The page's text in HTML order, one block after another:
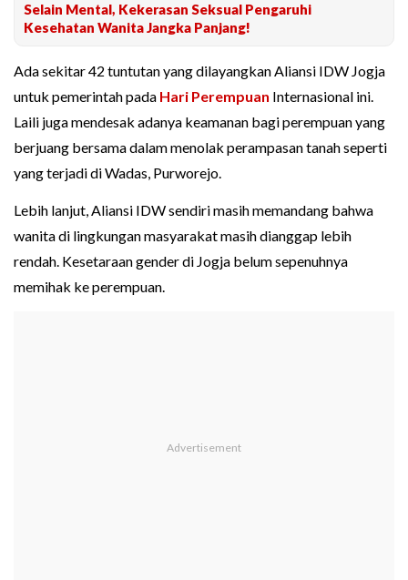
Selain Mental, Kekerasan Seksual Pengaruhi
Kesehatan Wanita Jangka Panjang!
Ada sekitar 42 tuntutan yang dilayangkan Aliansi IDW Jogja
untuk pemerintah pada Hari Perempuan Internasional ini.
Laili juga mendesak adanya keamanan bagi perempuan yang
berjuang bersama dalam menolak perampasan tanah seperti
yang terjadi di Wadas, Purworejo.
Lebih lanjut, Aliansi IDW sendiri masih memandang bahwa
wanita di lingkungan masyarakat masih dianggap lebih
rendah. Kesetaraan gender di Jogja belum sepenuhnya
memihak ke perempuan.